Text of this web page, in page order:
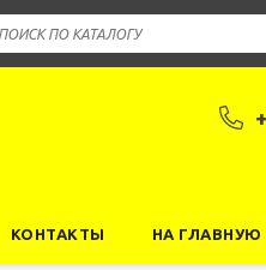
КОНТАКТЫ НА ГЛАВНУЮ